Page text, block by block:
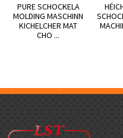
PURE SCHOCKELA
MOLDING MASCHINN
KICHELCHER MAT
CHO ...